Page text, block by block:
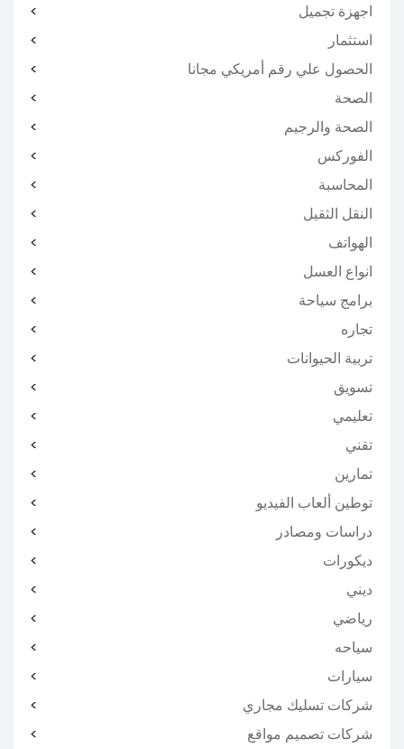
اجهزة تجميل
استثمار
الحصول علي رقم أمريكي مجانا
الصحة
الصحة والرجيم
الفوركس
المحاسبة
النقل الثقيل
الهواتف
انواع العسل
برامج سياحة
تجاره
تربية الحيوانات
تسويق
تعليمي
تقني
تمارين
توطين ألعاب الفيديو
دراسات ومصادر
ديكورات
ديني
رياضي
سياحه
سيارات
شركات تسليك مجاري
شركات تصميم مواقع